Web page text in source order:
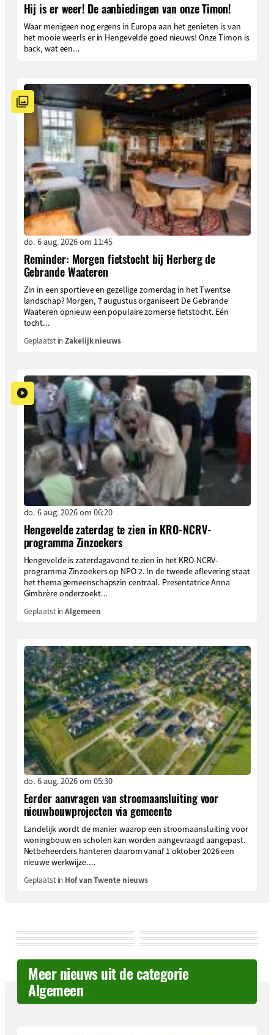
Hij is er weer! De aanbiedingen van onze Timon!
Waar menigeen nog ergens in Europa aan het genieten is van
het mooie weerIs er in Hengevelde goed nieuws! Onze Timon is
back, wat een...
do. 6 aug. 2026 om 11:45
Reminder: Morgen fietstocht bij Herberg de
Gebrande Waateren
Zin in een sportieve en gezellige zomerdag in het Twentse
landschap? Morgen, 7 augustus organiseert De Gebrande
Waateren opnieuw een populaire zomerse fietstocht. Eén
tocht...
Geplaatst inZakelijk nieuws
do. 6 aug. 2026 om 06:20
Hengevelde zaterdag te zien in KRO-NCRV-
programma Zinzoekers
Hengevelde is zaterdagavond te zien in het KRO-NCRV-
programma Zinzoekers op NPO 2. In de tweede aflevering staat
het thema gemeenschapszin centraal. Presentatrice Anna
Gimbrère onderzoekt...
Geplaatst inAlgemeen
do. 6 aug. 2026 om 05:30
Eerder aanvragen van stroomaansluiting voor
nieuwbouwprojecten via gemeente
Landelijk wordt de manier waarop een stroomaansluiting voor
woningbouw en scholen kan worden aangevraagd aangepast.
Netbeheerders hanteren daarom vanaf 1 oktober 2026 een
nieuwe werkwijze....
Geplaatst in Hof van Twente nieuws
Meer nieuws uit de categorie
Algemeen